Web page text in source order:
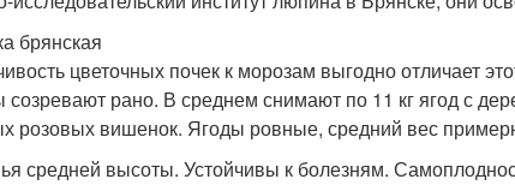
брянская
цветочных почек к морозам выгодно отличает
рано. В среднем снимают по 11 кг ягод с
розовых вишенок. Ягоды ровные, средний вес
средней высоты. Устойчивы к болезням.